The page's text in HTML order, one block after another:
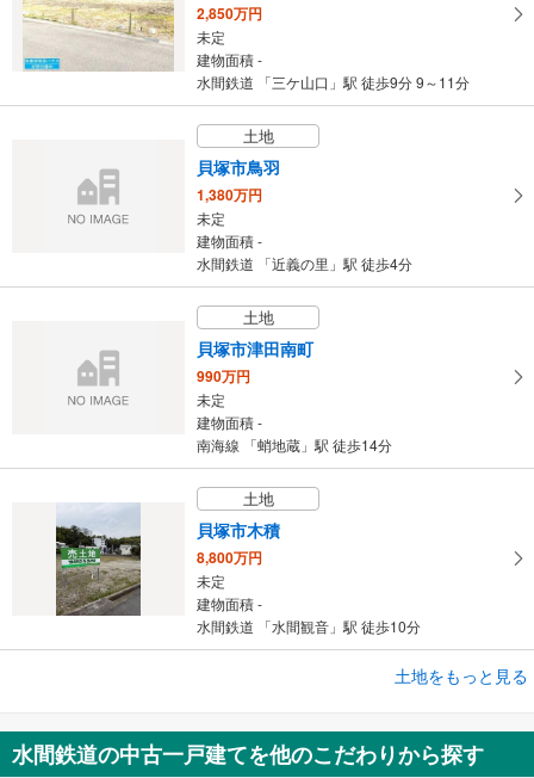
2,850万円
未定
建物面積 -
水間鉄道 「三ケ山口」駅 徒歩9分 9～11分
土地
貝塚市鳥羽
1,380万円
未定
建物面積 -
水間鉄道 「近義の里」駅 徒歩4分
土地
貝塚市津田南町
990万円
未定
建物面積 -
南海線 「蛸地蔵」駅 徒歩14分
土地
貝塚市木積
8,800万円
未定
建物面積 -
水間鉄道 「水間観音」駅 徒歩10分
1,280万円
未定
土地をもっと見る
水間鉄道の中古一戸建てを他のこだわりから探す